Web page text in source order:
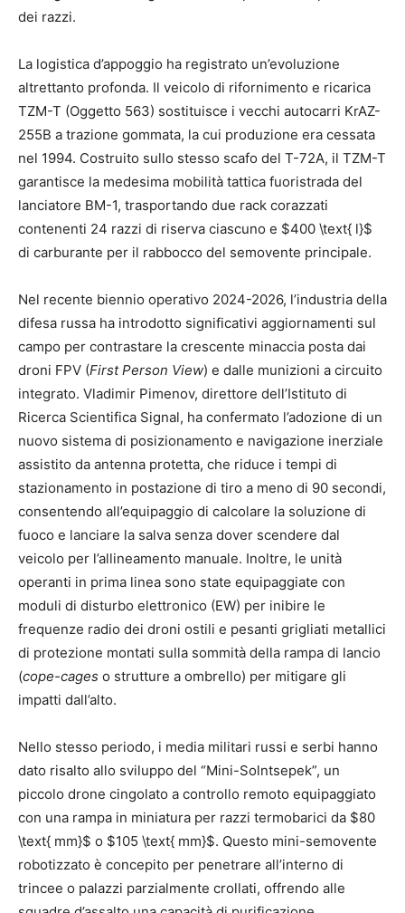
dei razzi.
La logistica d’appoggio ha registrato un’evoluzione
altrettanto profonda. Il veicolo di rifornimento e ricarica
TZM-T (Oggetto 563) sostituisce i vecchi autocarri KrAZ-
255B a trazione gommata, la cui produzione era cessata
nel 1994. Costruito sullo stesso scafo del T-72A, il TZM-T
garantisce la medesima mobilità tattica fuoristrada del
lanciatore BM-1, trasportando due rack corazzati
contenenti 24 razzi di riserva ciascuno e $400 \text{ l}$
di carburante per il rabbocco del semovente principale.
Nel recente biennio operativo 2024-2026, l’industria della
difesa russa ha introdotto significativi aggiornamenti sul
campo per contrastare la crescente minaccia posta dai
droni FPV (First Person View) e dalle munizioni a circuito
integrato. Vladimir Pimenov, direttore dell’Istituto di
Ricerca Scientifica Signal, ha confermato l’adozione di un
nuovo sistema di posizionamento e navigazione inerziale
assistito da antenna protetta, che riduce i tempi di
stazionamento in postazione di tiro a meno di 90 secondi,
consentendo all’equipaggio di calcolare la soluzione di
fuoco e lanciare la salva senza dover scendere dal
veicolo per l’allineamento manuale. Inoltre, le unità
operanti in prima linea sono state equipaggiate con
moduli di disturbo elettronico (EW) per inibire le
frequenze radio dei droni ostili e pesanti grigliati metallici
di protezione montati sulla sommità della rampa di lancio
(cope-cages o strutture a ombrello) per mitigare gli
impatti dall’alto.
Nello stesso periodo, i media militari russi e serbi hanno
dato risalto allo sviluppo del “Mini-Solntsepek”, un
piccolo drone cingolato a controllo remoto equipaggiato
con una rampa in miniatura per razzi termobarici da $80
\text{ mm}$ o $105 \text{ mm}$. Questo mini-semovente
robotizzato è concepito per penetrare all’interno di
trincee o palazzi parzialmente crollati, offrendo alle